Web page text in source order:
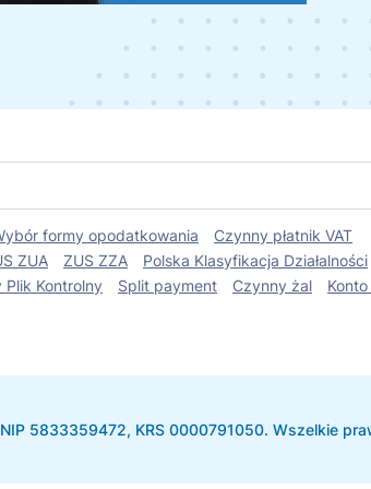
formy opodatkowania
Czynny płatnik VAT
ZUA ZUS ZZA
Polska Klasyfikacja Działalności
Kontrolny Split payment Czynny żal
5833359472, KRS 0000791050. Wszelkie